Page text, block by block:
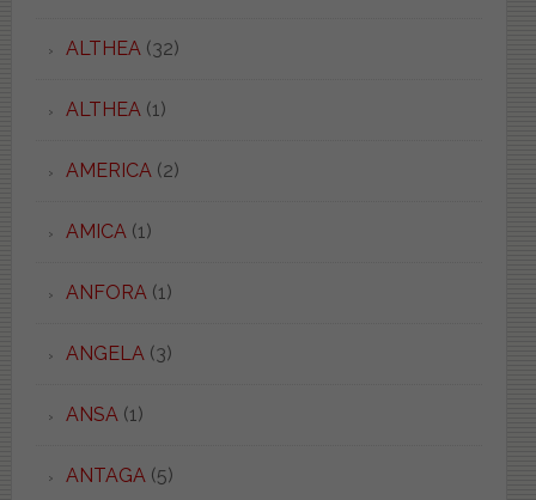
ALTHEA (32)
ALTHEA (1)
AMERICA (2)
AMICA (1)
ANFORA (1)
ANGELA (3)
ANSA (1)
ANTAGA (5)